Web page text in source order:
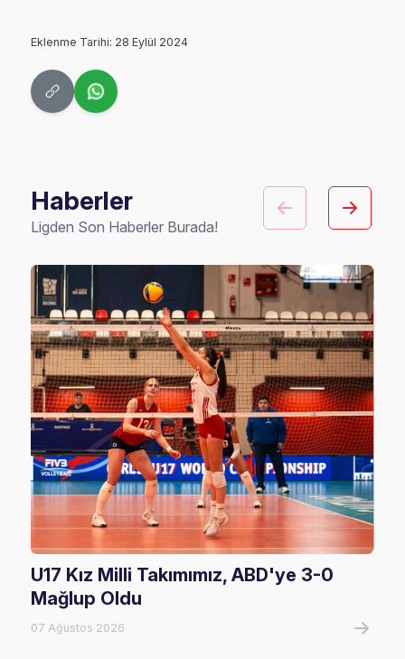
Eklenme Tarihi: 28 Eylül 2024
Haberler
Ligden Son Haberler Burada!
U17 Kız Milli Takımımız, ABD'ye 3-0
Mağlup Oldu
07 Ağustos 2026